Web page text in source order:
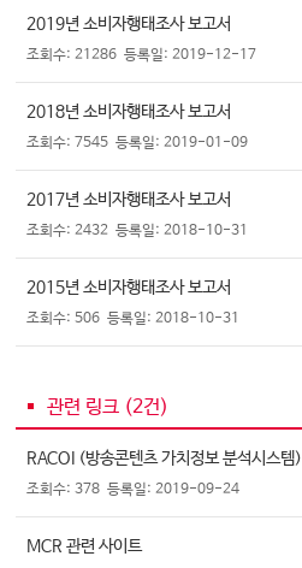
2019년 소비자행태조사 보고서
조회수: 21286 등록일: 2019-12-17
2018년 소비자행태조사 보고서
조회수: 7545 등록일: 2019-01-09
2017년 소비자행태조사 보고서
조회수: 2432 등록일: 2018-10-31
2015년 소비자행태조사 보고서
조회수: 506 등록일: 2018-10-31
관련 링크 (2건)
RACOI (방송콘텐츠 가치정보 분석시스템)
조회수: 378 등록일: 2019-09-24
MCR 관련 사이트